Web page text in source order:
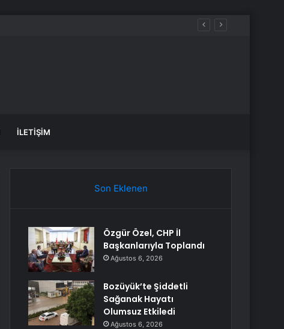
İLETIŞIM
Son Eklenen
Özgür Özel, CHP İl
Başkanlarıyla Toplandı
Ağustos 6, 2026
Bozüyük’te Şiddetli
Sağanak Hayatı
Olumsuz Etkiledi
Ağustos 6, 2026